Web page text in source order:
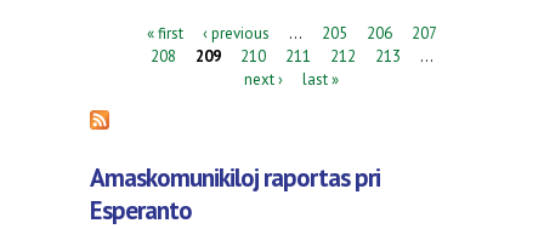
Pages« first ‹ previous … 205 206
207
208
209 210 211 212 213
…
next ›
last »
Amaskomunikiloj raportas pri
Esperanto